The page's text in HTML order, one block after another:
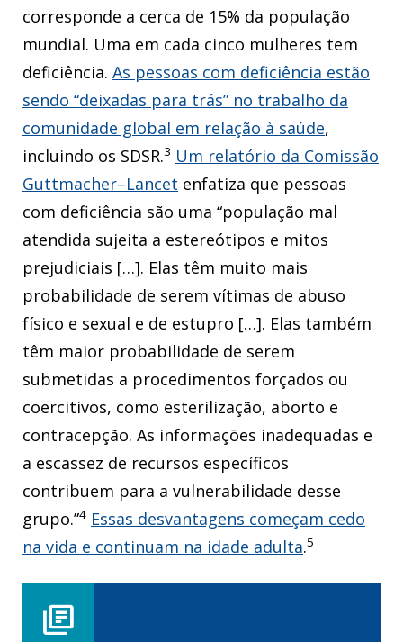
corresponde a cerca de 15% da população
mundial. Uma em cada cinco mulheres tem
deficiência. As pessoas com deficiência estão
sendo “deixadas para trás” no trabalho da
comunidade global em relação à saúde,
incluindo os SDSR.3 Um relatório da Comissão
Guttmacher–Lancet enfatiza que pessoas
com deficiência são uma “população mal
atendida sujeita a estereótipos e mitos
prejudiciais […]. Elas têm muito mais
probabilidade de serem vítimas de abuso
físico e sexual e de estupro […]. Elas também
têm maior probabilidade de serem
submetidas a procedimentos forçados ou
coercitivos, como esterilização, aborto e
contracepção. As informações inadequadas e
a escassez de recursos específicos
contribuem para a vulnerabilidade desse
grupo.”4 Essas desvantagens começam cedo
na vida e continuam na idade adulta.5
library_books